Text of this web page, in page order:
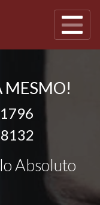
MESMO!
Absoluto